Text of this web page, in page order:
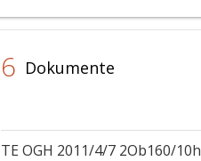
6 Dokumente
TE OGH 2011/4/7 2Ob160/10h